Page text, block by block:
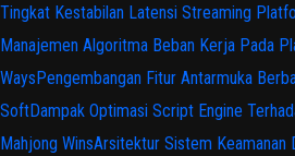
Tingkat Kestabilan Latensi Streaming
Manajemen Algoritma Beban Kerja Pada
WaysPengembangan Fitur Antarmuka
SoftDampak Optimasi Script Engine
Mahjong WinsArsitektur Sistem Keamanan